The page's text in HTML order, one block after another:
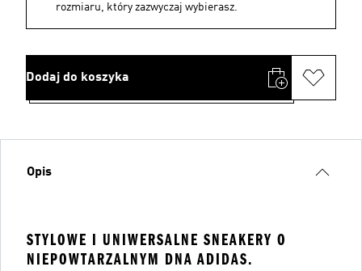
rozmiaru, który zazwyczaj wybierasz.
Dodaj do koszyka
Opis
STYLOWE I UNIWERSALNE SNEAKERY O
NIEPOWTARZALNYM DNA ADIDAS.